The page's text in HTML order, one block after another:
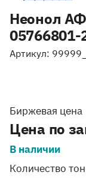
Неонол
05766801-
Артикул:
Биржевая цена
Цена по
В наличии
Количество